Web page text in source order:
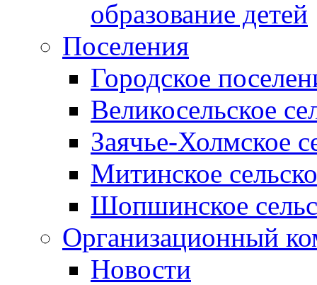
образование детей
Поселения
Городское
Великосельское
Заячье-Холмское
Митинское
Шопшинское
Организационный
Новости